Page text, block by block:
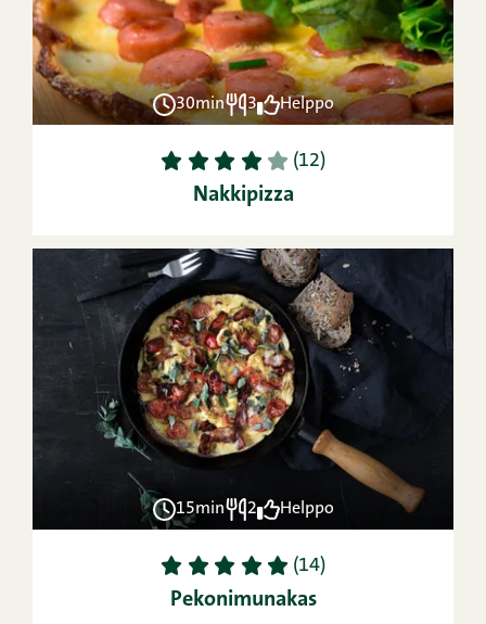
30min 3 Helppo
1 2 3 4 5 (12)
Nakkipizza
15min 2 Helppo
1 2 3 4 5 (14)
Pekonimunakas